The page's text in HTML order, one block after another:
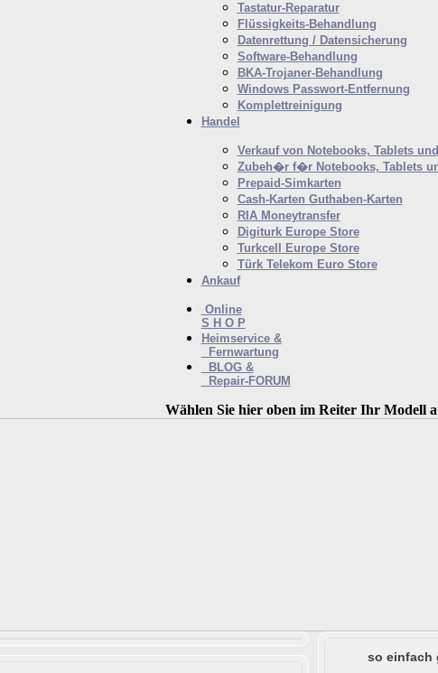
Tastatur-Reparatur
Flüssigkeits-Behandlung
Datenrettung / Datensicherung
Software-Behandlung
BKA-Trojaner-Behandlung
Windows Passwort-Entfernung
Komplettreinigung
Handel
Verkauf von Notebooks, Tablets
Zubeh�r f�r Notebooks, Tablets
Prepaid-Simkarten
Cash-Karten Guthaben-Karten
RIA Moneytransfer
Digiturk Europe Store
Turkcell Europe Store
Türk Telekom Euro Store
Ankauf
Online
S H O P
Heimservice &
Fernwartung
BLOG &
Repair-FORUM
Wählen Sie hier oben im Reiter Ihr Modell
so einfach